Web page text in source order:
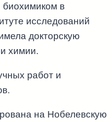
в
исследований
докторскую
химии.
работ и
на Нобелевскую